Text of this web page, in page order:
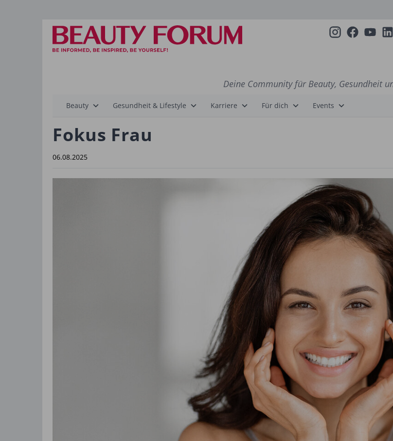
Deine Community für Beauty, Gesundheit
Hauptnavigation
Beauty Gesundheit & Lifestyle Karriere Für dich Events
Fokus Frau
06.08.2025